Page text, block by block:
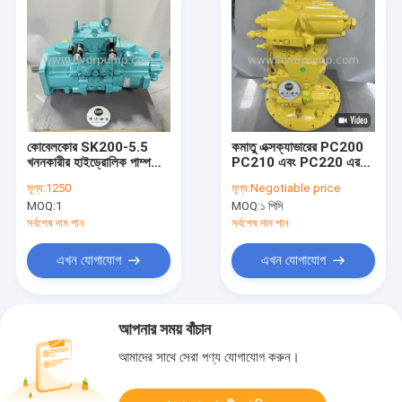
কোবেলকোর SK200-5.5
খননকারীর হাইড্রোলিক পাম্প
মূল্য:1250
MOQ:1
সর্বশেষ দাম পান
এখন যোগাযোগ
কমাতু এক্সক্যাভারের PC200
PC210 এবং PC220 এর
00411
মূল্য:Negotiable price
MOQ:১ পিসি
সর্বশেষ দাম পান
এখন যোগাযোগ
আপনার সময় বাঁচান
আমাদের সাথে সেরা পণ্য যোগাযোগ করুন।